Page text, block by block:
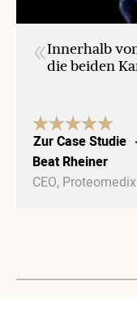
«Innerhalb
die beiden
Zur Case Studie
Beat Rheiner
CEO,